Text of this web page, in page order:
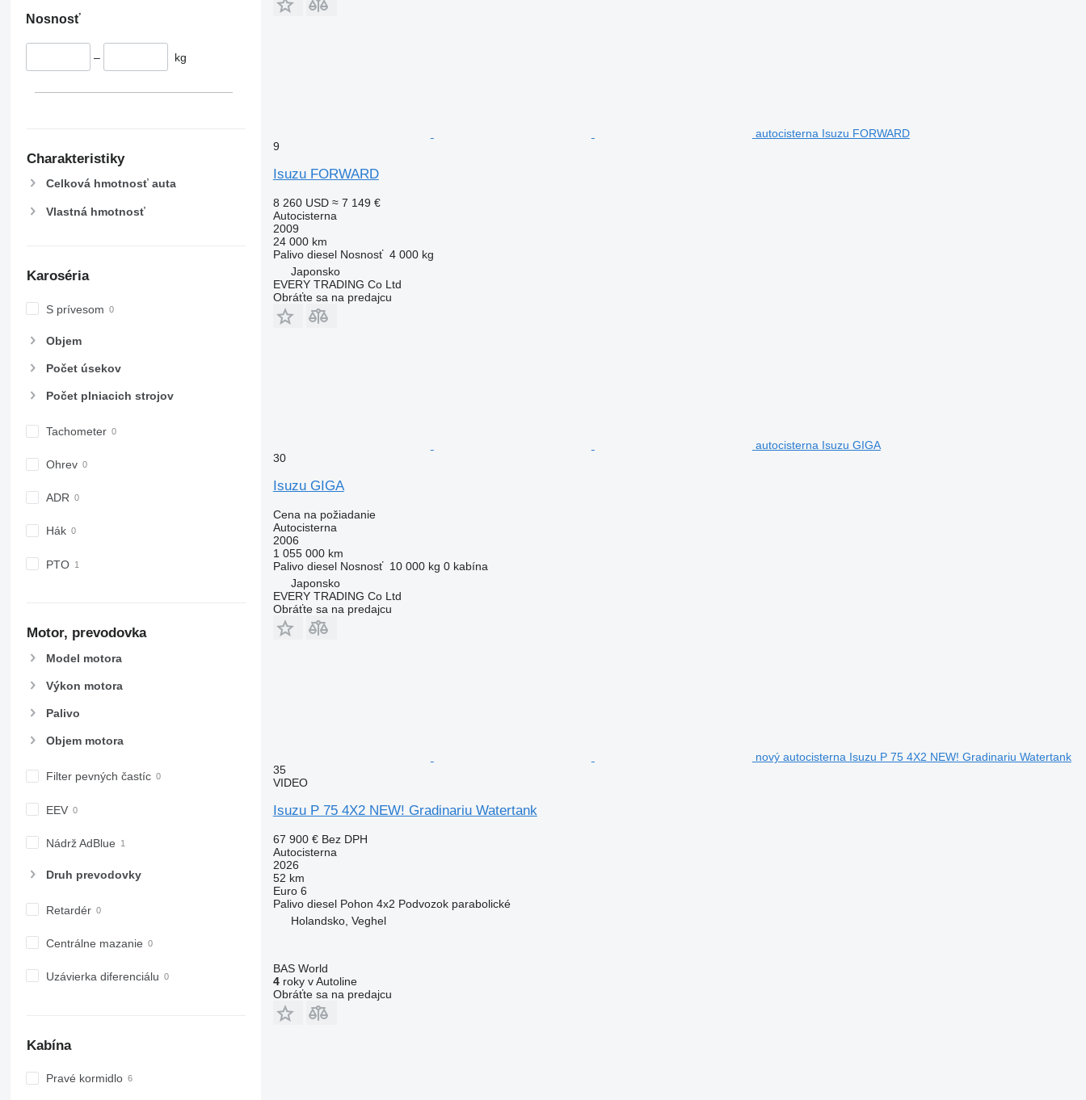
Nosnosť
– kg
Charakteristiky
Celková hmotnosť auta
Vlastná hmotnosť
Karoséria
S prívesom
Objem
Počet úsekov
Počet plniacich strojov
Tachometer
Ohrev
ADR
Hák
PTO
Motor, prevodovka
Model motora
Výkon motora
Palivo
Objem motora
Filter pevných častíc
EEV
Nádrž AdBlue
Druh prevodovky
Retardér
Centrálne mazanie
Uzávierka diferenciálu
Kabína
Pravé kormidlo
autocisterna Isuzu FORWARD
9
Isuzu FORWARD
8 260 USD ≈ 7 149 €
Autocisterna
2009
24 000 km
Palivo diesel Nosnosť 4 000 kg
Japonsko
EVERY TRADING Co Ltd
Obráťte sa na predajcu
autocisterna Isuzu GIGA
30
Isuzu GIGA
Cena na požiadanie
Autocisterna
2006
1 055 000 km
Palivo diesel Nosnosť 10 000 kg 0 kabína
Japonsko
EVERY TRADING Co Ltd
Obráťte sa na predajcu
nový autocisterna Isuzu P 75 4X2 NEW! Gradinariu Watertank
35
VIDEO
Isuzu P 75 4X2 NEW! Gradinariu Watertank
67 900 € Bez DPH
Autocisterna
2026
52 km
Euro 6
Palivo diesel Pohon 4x2 Podvozok parabolické
Holandsko, Veghel
BAS World
4roky v Autoline
Obráťte sa na predajcu